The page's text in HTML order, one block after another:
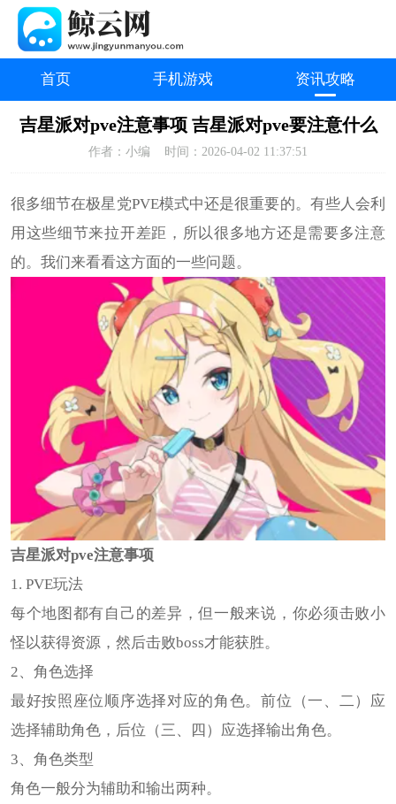
首页 手机游戏 资讯攻略
吉星派对pve注意事项 吉星派对pve要注意什么
作者：小编 时间：2026-04-02 11:37:51
很多细节在极星党PVE模式中还是很重要的。有些人会利
用这些细节来拉开差距，所以很多地方还是需要多注意
的。我们来看看这方面的一些问题。
吉星派对pve注意事项
1. PVE玩法
每个地图都有自己的差异，但一般来说，你必须击败小
怪以获得资源，然后击败boss才能获胜。
2、角色选择
最好按照座位顺序选择对应的角色。前位（一、二）应
选择辅助角色，后位（三、四）应选择输出角色。
3、角色类型
角色一般分为辅助和输出两种。